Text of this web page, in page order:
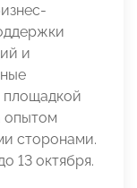
и
площадкой
опытом
сторонами.
13 октября.